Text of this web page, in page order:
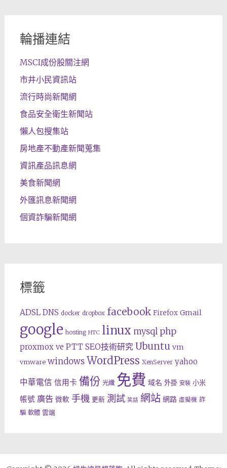
輪播連結
MSCI成份股關注網
市井小民資訊站
流行時尚新聞網
食品安全衛生新聞站
懶人包搜集站
房地產不動產新聞蒐集
資訊產品訊息網
美食新聞網
外匯訊息新聞網
個資詐騙新聞網
標籤
ADSL DNS docker dropbox facebook Firefox Gmail
google hosting HTC linux mysql php
proxmox ve PTT SEO技術研究 Ubuntu vm
vmware windows WordPress XenServer yahoo
中華電信 信用卡 備份 光纖 免費 域名 外掛 安裝 小米
帳號 廣告 微軟 手機 更新 測試 笑話 網站 網路 虛擬機 詐
騙 軟體 雲端